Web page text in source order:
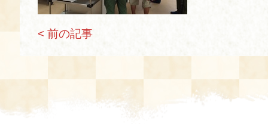
あじわい館弁当
< 前の記事